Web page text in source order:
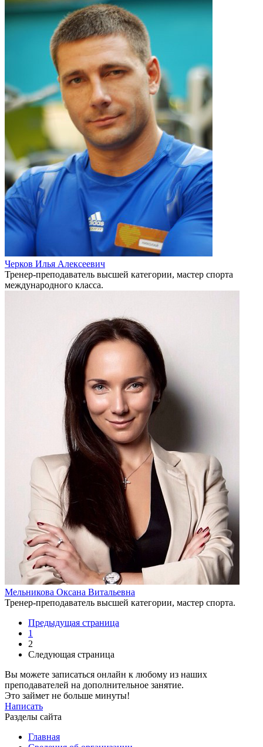
Черков Илья Алексеевич
Тренер-преподаватель высшей категории, мастер спорта
международного класса.
Мельникова Оксана Витальевна
Тренер-преподаватель высшей категории, мастер спорта.
Предыдущая страница
1
2
Следующая страница
Вы можете записаться онлайн к любому из наших
преподавателей на дополнительное занятие.
Это займет не больше минуты!
Написать
Разделы сайта
Главная